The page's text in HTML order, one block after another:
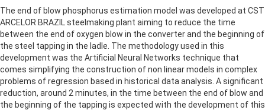
The end of blow phosphorus estimation model was developed at CST
ARCELOR BRAZIL steelmaking plant aiming to reduce the time
between the end of oxygen blow in the converter and the beginning of
the steel tapping in the ladle. The methodology used in this
development was the Artificial Neural Networks technique that
comes simplifying the construction of non linear models in complex
problems of regression based in historical data analysis. A significant
reduction, around 2 minutes, in the time between the end of blow and
the beginning of the tapping is expected with the development of this